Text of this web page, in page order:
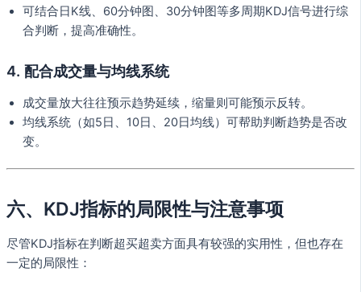
可结合日K线、60分钟图、30分钟图等多周期KDJ信号进行综
合判断，提高准确性。
4. 配合成交量与均线系统
成交量放大往往预示趋势延续，缩量则可能预示反转。
均线系统（如5日、10日、20日均线）可帮助判断趋势是否改
变。
六、KDJ指标的局限性与注意事项
尽管KDJ指标在判断超买超卖方面具有较强的实用性，但也存在
一定的局限性：